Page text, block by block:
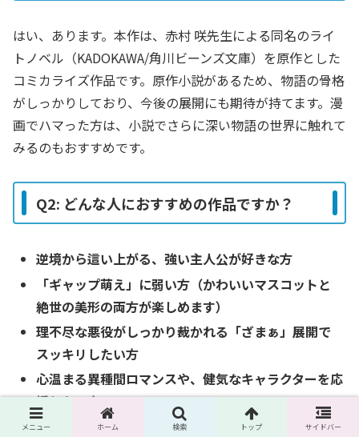
はい、あります。本作は、赤村 咲先生による同名のライ
トノベル（KADOKAWA/角川ビーンズ文庫）を原作とした
コミカライズ作品です。原作小説があるため、物語の骨格
がしっかりしており、今後の展開にも期待が持てます。漫
画でハマった方は、小説でさらに深い物語の世界に触れて
みるのもおすすめです。
Q2: どんな人におすすめの作品ですか？
逆境から這い上がる、強い主人公が好きな方
「ギャップ萌え」に弱い方（かわいいマスコットと
絶世の美形の両方が楽しめます）
理不尽な悪役がしっかり裁かれる「ざまぁ」展開で
スッキリしたい方
心温まる異種間ロマンスや、健気なキャラクターを応
援したい方
メニュー ホーム 検索 トップ サイドバー